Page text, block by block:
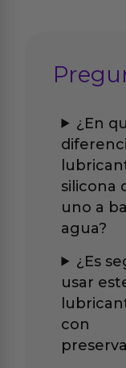
¿En
silicona
uno a
agua?
¿Es
usar
con